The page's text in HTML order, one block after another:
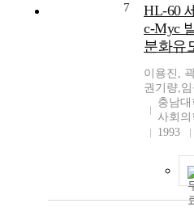
7
HL-60
c-Myc
분화유
이용진,
권기량,
충남
사회
1993